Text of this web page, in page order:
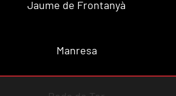
Jaume de Frontanyà
Manresa